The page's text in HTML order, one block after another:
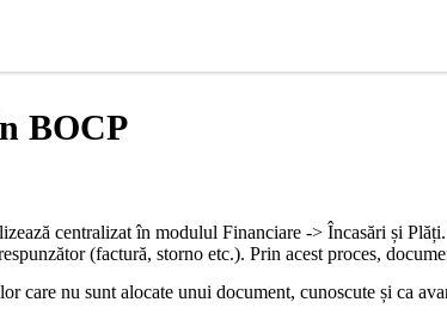
BOCP
centralizat în modulul Financiare -> Încasări și
(factură, storno etc.). Prin acest proces,
care nu sunt alocate unui document, cunoscute și ca